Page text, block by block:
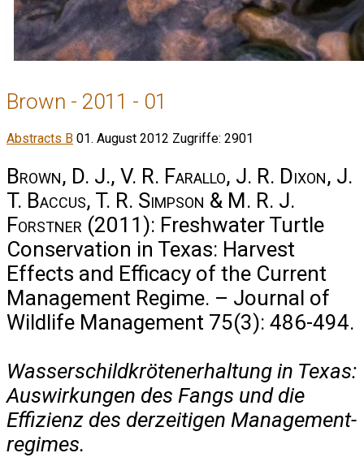
Brown - 2011 - 01
Abstracts B 01. August 2012 Zugriffe: 2901
Brown, D. J., V. R. Farallo, J. R. Dixon, J.
T. Baccus, T. R. Simpson & M. R. J.
Forstner (2011): Freshwater Turtle
Conservation in Texas: Harvest
Effects and Efficacy of the Current
Management Regime. – Journal of
Wildlife Management 75(3): 486-494.
Wasserschildkrötenerhaltung in Texas:
Auswirkungen des Fangs und die
Effizienz des derzeitigen Mana­ge­ment­
regimes.